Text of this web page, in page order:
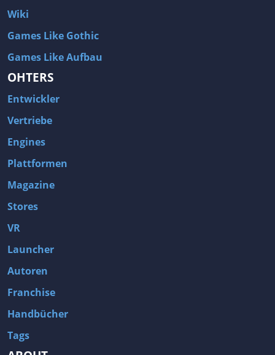
Wiki
Games Like Gothic
Games Like Aufbau
OHTERS
Entwickler
Vertriebe
Engines
Plattformen
Magazine
Stores
VR
Launcher
Autoren
Franchise
Handbücher
Tags